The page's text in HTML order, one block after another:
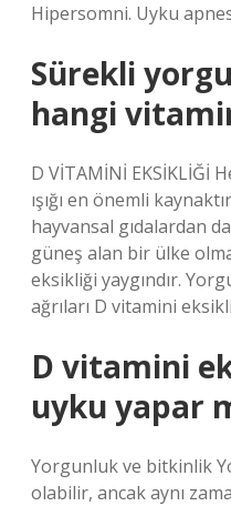
Hipersomni. Uyku
Sürekli
hangi
D VİTAMİNİ EKSİKLİĞİ
ışığı en önemli
hayvansal gıdalardan
güneş alan bir ülke
eksikliği yaygındır.
ağrıları D vitamini
D vitamini
uyku yapar
Yorgunluk ve bitkinlik
olabilir, ancak aynı